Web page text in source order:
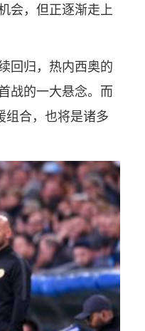
会，但正逐渐走上
回归，热内西奥的
战的一大悬念。而
组合，也将是诸多